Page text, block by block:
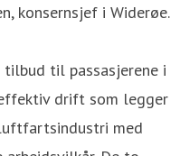
konsernsjef i Widerøe.
til passasjerene i
drift som legger
med